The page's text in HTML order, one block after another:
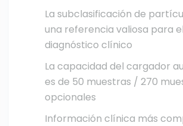
La subclasificación de
una referencia valiosa para el
diagnóstico clínico
La capacidad del cargador
es de 50 muestras / 270
opcionales
Información clínica más